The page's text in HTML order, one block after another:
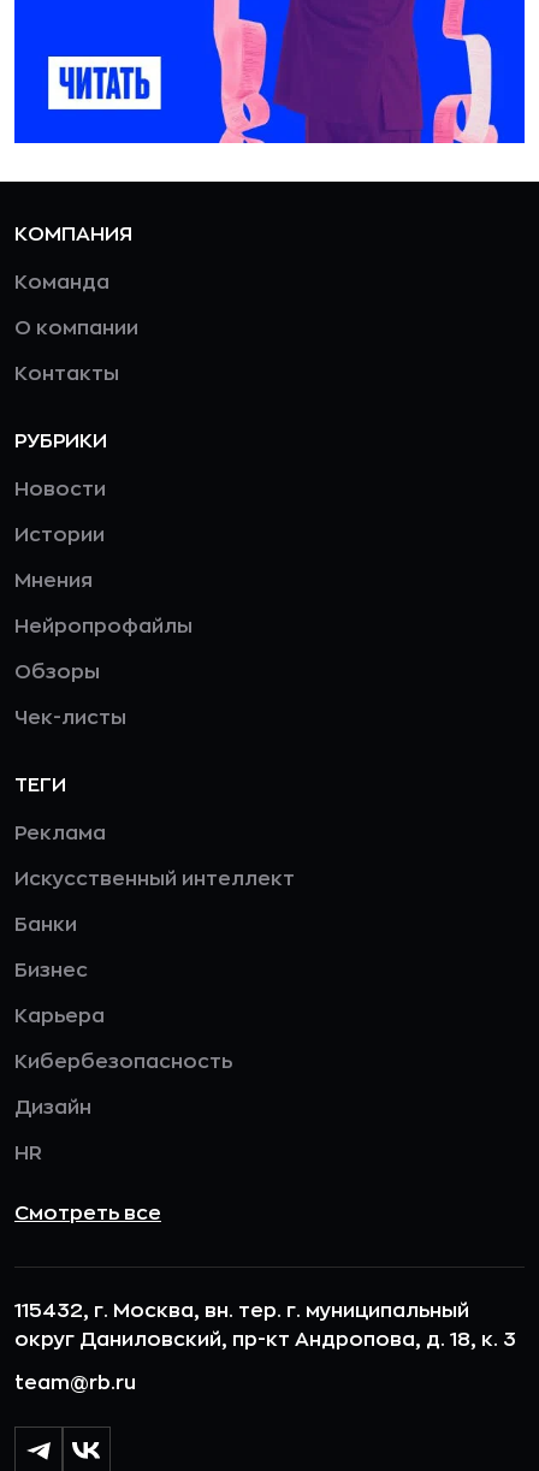
КОМПАНИЯ
Команда
О компании
Контакты
РУБРИКИ
Новости
Истории
Мнения
Нейропрофайлы
Обзоры
Чек-листы
ТЕГИ
Реклама
Искусственный интеллект
Банки
Бизнес
Карьера
Кибербезопасность
Дизайн
HR
Смотреть все
115432, г. Москва, вн. тер. г. муниципальный
округ Даниловский, пр-кт Андропова, д. 18, к. 3
team@rb.ru